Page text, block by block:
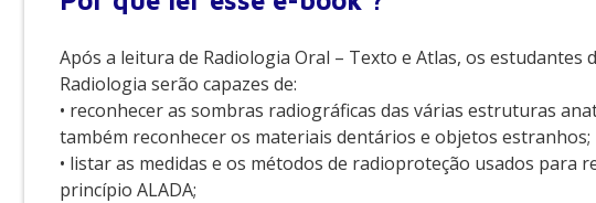
Após a leitura de Radiologia Oral – Texto e Atlas, os estudantes
Radiologia serão capazes de:
• reconhecer as sombras radiográficas das várias estruturas
também reconhecer os materiais dentários e objetos estranhos;
• listar as medidas e os métodos de radioproteção usados para
princípio ALADA;